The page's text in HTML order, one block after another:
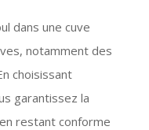
dans une cuve
notamment des
choisissant
garantissez la
restant conforme